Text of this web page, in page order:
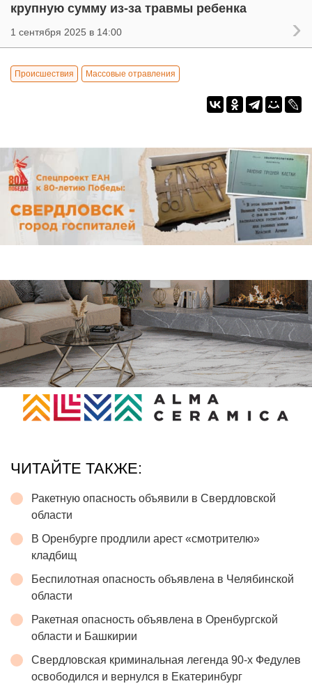
крупную сумму из-за травмы ребенка
1 сентября 2025 в 14:00
Происшествия Массовые отравления
ЧИТАЙТЕ ТАКЖЕ:
Ракетную опасность объявили в Свердловской
области
В Оренбурге продлили арест «смотрителю»
кладбищ
Беспилотная опасность объявлена в Челябинской
области
Ракетная опасность объявлена в Оренбургской
области и Башкирии
Свердловская криминальная легенда 90-х Федулев
освободился и вернулся в Екатеринбург